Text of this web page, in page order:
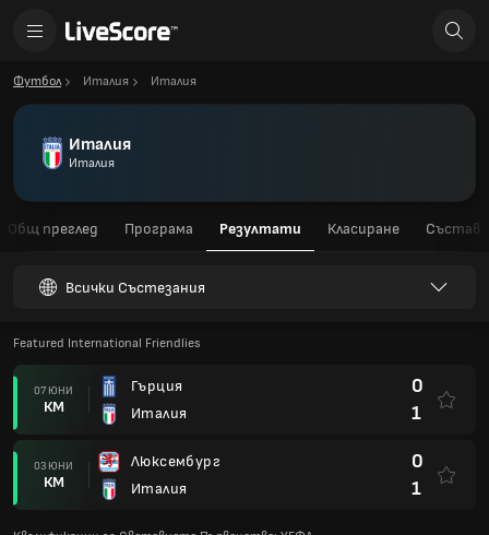
Футбол Италия Италия
Италия
Италия
Общ преглед Програма Резултати Класиране Състав
Всички Състезания
Featured International Friendlies
07 ЮНИ
КМ
Гърция
Италия
0
1
03 ЮНИ
КМ
Люксембург
Италия
0
1